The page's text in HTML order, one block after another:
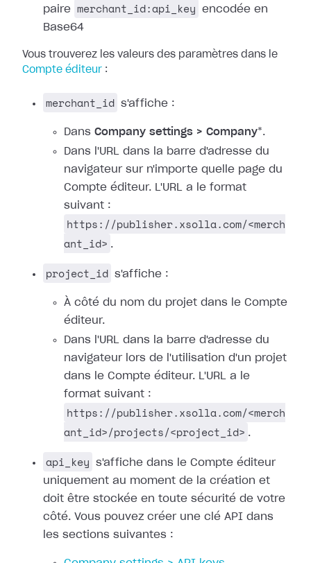
paire merchant_id:api_key
encodée en
Base64
Vous trouverez les valeurs des paramètres dans le
Compte éditeur :
merchant_id s'affiche :
Dans Company settings > Company*.
Dans l'URL dans la barre d'adresse du
navigateur sur n'importe quelle page du
Compte éditeur. L'URL a le format
suivant :
https://publisher.xsolla.com/<merch
ant_id> .
project_id s'affiche :
À côté du nom du projet dans le Compte
éditeur.
Dans l'URL dans la barre d'adresse du
navigateur lors de l'utilisation d'un projet
dans le Compte éditeur. L'URL a le
format suivant :
https://publisher.xsolla.com/<merch
ant_id>/projects/<project_id> .
api_key
s'affiche dans le Compte éditeur
uniquement au moment de la création et
doit être stockée en toute sécurité de votre
côté. Vous pouvez créer une clé API dans
les sections suivantes :